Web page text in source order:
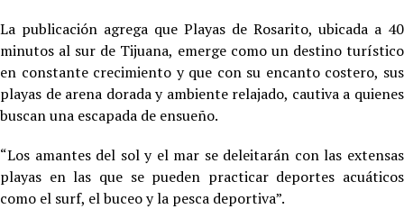
La publicación agrega que Playas de Rosarito, ubicada a 40
minutos al sur de Tijuana, emerge como un destino turístico
en constante crecimiento y que con su encanto costero, sus
playas de arena dorada y ambiente relajado, cautiva a quienes
buscan una escapada de ensueño.
“Los amantes del sol y el mar se deleitarán con las extensas
playas en las que se pueden practicar deportes acuáticos
como el surf, el buceo y la pesca deportiva”.